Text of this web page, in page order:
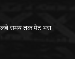
लंबे समय तक पेट भरा